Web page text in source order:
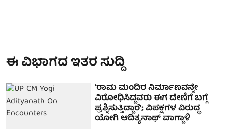
ಈ ವಿಭಾಗದ ಇತರ ಸುದ್ದಿ
'ರಾಮ ಮಂದಿರ ನಿರ್ಮಾಣವನ್ನೇ
ವಿರೋಧಿಸಿದ್ದವರು ಈಗ ದೇಣಿಗೆ ಬಗ್ಗೆ
ಪ್ರಶ್ನಿಸುತ್ತಿದ್ದಾರೆ'; ವಿಪಕ್ಷಗಳ ವಿರುದ್ಧ
ಯೋಗಿ ಆದಿತ್ಯನಾಥ್‌ ವಾಗ್ದಾಳಿ